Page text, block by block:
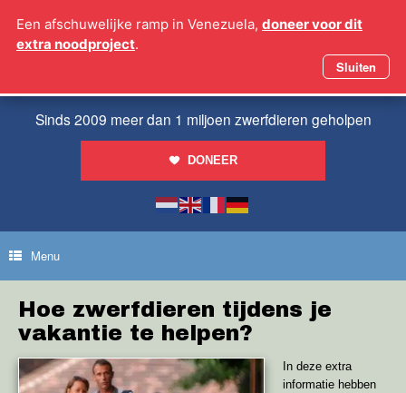
naar
Sinds 2009 meer dan 1 miljoen zwerfdieren geholpen
DONEER
Menu
Hoe zwerfdieren tijdens je
vakantie te helpen?
In deze extra
informatie hebben
Een afschuwelijke ramp in Venezuela, doneer voor dit
extra noodproject.
Sluiten